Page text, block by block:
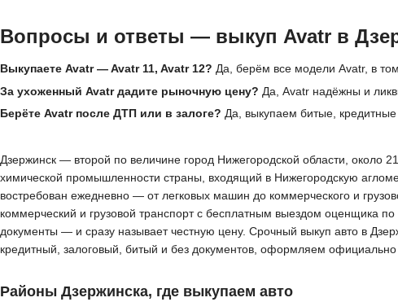
Вопросы и ответы — выкуп Avatr в
Выкупаете Avatr — Avatr 11, Avatr 12? Да, берём все модели Avatr, в
За ухоженный Avatr дадите рыночную цену? Да, Avatr надёжны и
Берёте Avatr после ДТП или в залоге? Да, выкупаем битые, кредитные
Дзержинск — второй по величине город Нижегородской области, около
химической промышленности страны, входящий в Нижегородскую
востребован ежедневно — от легковых машин до коммерческого и
коммерческий и грузовой транспорт с бесплатным выездом оценщика
документы — и сразу называет честную цену. Срочный выкуп авто в
кредитный, залоговый, битый и без документов, оформляем
Районы Дзержинска, где выкупаем авто